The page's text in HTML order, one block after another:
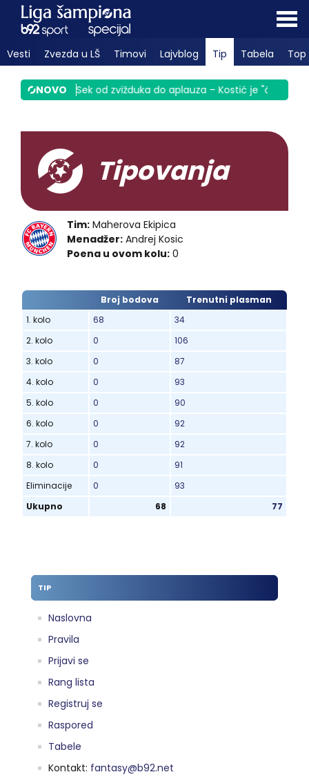
Vesti Zvezda u LŠ Timovi Lajvblog Tip Tabela Top
NOVO
Srbiju| Sek od zvižduka do aplauza – Kostić je "čigra"
Tipovanja
Tim: Maherova Ekipica
Menadžer: Andrej Kosic
Poena u ovom kolu: 0
Broj bodova
Trenutni plasman
1. kolo
68
34
2. kolo
0
106
3. kolo
0
87
4. kolo
0
93
5. kolo
0
90
6. kolo
0
92
7. kolo
0
92
8. kolo
0
91
Eliminacije
0
93
Ukupno
68 77
TIP
Naslovna
Pravila
Prijavi se
Rang lista
Registruj se
Raspored
Tabele
Kontakt: fantasy@b92.net